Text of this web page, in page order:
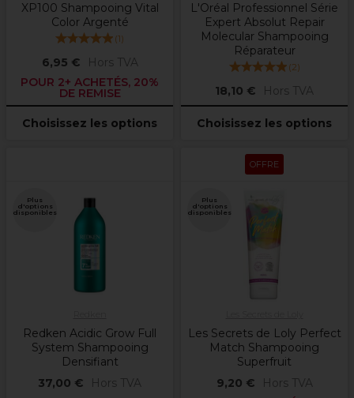
XP100 Shampooing Vital
Color Argenté
(1)
6,95 €
Hors TVA
POUR 2+ ACHETÉS, 20%
DE REMISE
Choisissez les options
L'Oréal Professionnel Série
Expert Absolut Repair
Molecular Shampooing
Réparateur
(2)
18,10 € Hors TVA
Choisissez les options
Plus
d'options
disponibles
Redken Acidic Grow Full
System Shampooing
Densifiant
37,00 €
Hors TVA
OFFRE
Plus
d'options
disponibles
Les Secrets de Loly Perfect
Match Shampooing
Superfruit
9,20 €
Hors TVA